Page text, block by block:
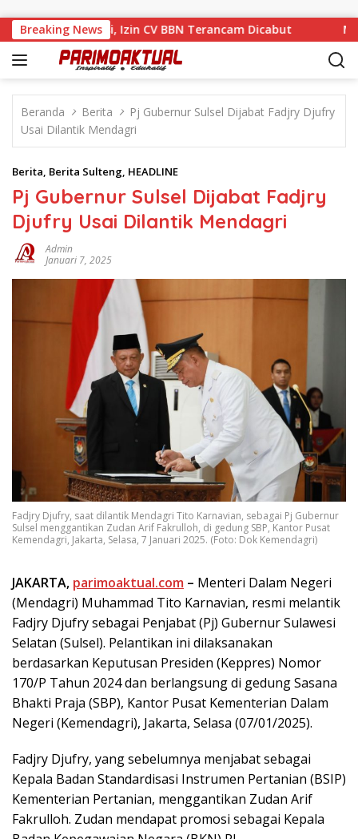
Breaking News
Sanksi, Izin CV BBN Terancam Dicabut
Beranda Berita
Pj Gubernur Sulsel Dijabat Fadjry Djufry
Usai Dilantik Mendagri
Berita, Berita Sulteng, HEADLINE
Pj Gubernur Sulsel Dijabat Fadjry
Djufry Usai Dilantik Mendagri
Admin
Januari 7, 2025
Fadjry Djufry, saat dilantik Mendagri Tito Karnavian, sebagai Pj Gubernur
Sulsel menggantikan Zudan Arif Fakrulloh, di gedung SBP, Kantor Pusat
Kemendagri, Jakarta, Selasa, 7 Januari 2025. (Foto: Dok Kemendagri)
JAKARTA, parimoaktual.com – Menteri Dalam Negeri
(Mendagri) Muhammad Tito Karnavian, resmi melantik
Fadjry Djufry sebagai Penjabat (Pj) Gubernur Sulawesi
Selatan (Sulsel). Pelantikan ini dilaksanakan
berdasarkan Keputusan Presiden (Keppres) Nomor
170/P Tahun 2024 dan berlangsung di gedung Sasana
Bhakti Praja (SBP), Kantor Pusat Kementerian Dalam
Negeri (Kemendagri), Jakarta, Selasa (07/01/2025).
Fadjry Djufry, yang sebelumnya menjabat sebagai
Kepala Badan Standardisasi Instrumen Pertanian (BSIP)
Kementerian Pertanian, menggantikan Zudan Arif
Fakrulloh. Zudan mendapat promosi sebagai Kepala